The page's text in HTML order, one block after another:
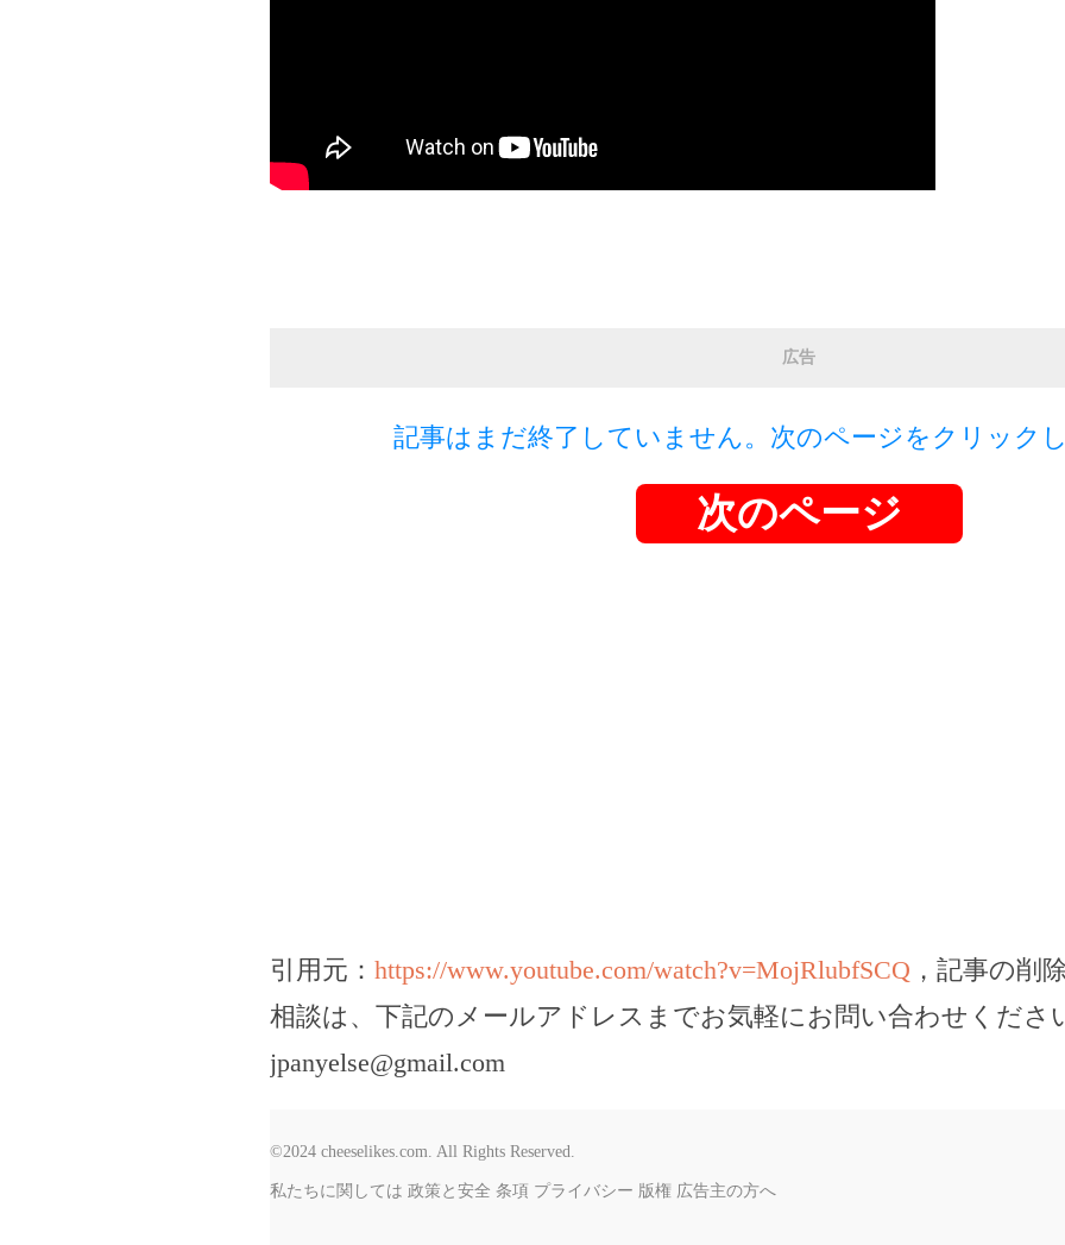
広告
記事はまだ終了していません。次のページをクリック
次のページ
引用元： https://www.youtube.com/watch?v=MojRlubfSCQ ，記事の削
相談は、下記のメールアドレスまでお気軽にお問い合わせくださ
jpanyelse@gmail.com
©2024 cheeselikes.com. All Rights Reserved.
私たちに関しては 政策と安全 条項 プライバシー 版権 広告主の方へ